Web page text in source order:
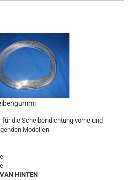
die Scheibendichtung vorne und
Modellen
HINTEN